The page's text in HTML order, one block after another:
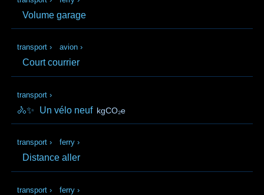
Volume garage
transport › avion ›
Court courrier
transport ›
🚴✨ Un vélo neuf kgCO₂e
transport › ferry ›
Distance aller
transport › ferry ›